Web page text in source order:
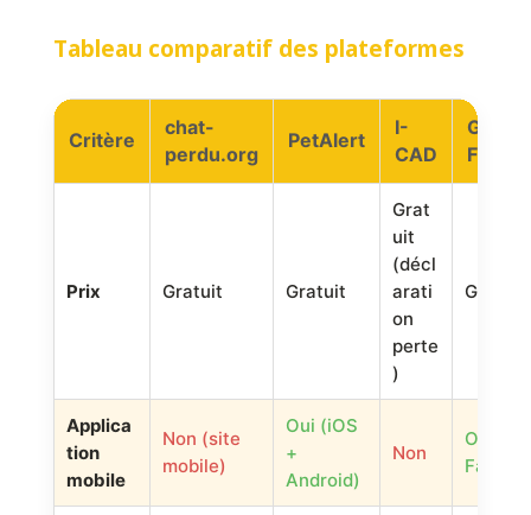
Tableau comparatif des plateformes
Critère
chat-
perdu.org
PetAlert
I-
CAD
Prix Gratuit Gratuit
Grat
uit
(décl
arati
on
perte
)
Gratuit
Applica
tion
mobile
Non (site
mobile)
Oui (iOS
+
Android)
Non
Oui